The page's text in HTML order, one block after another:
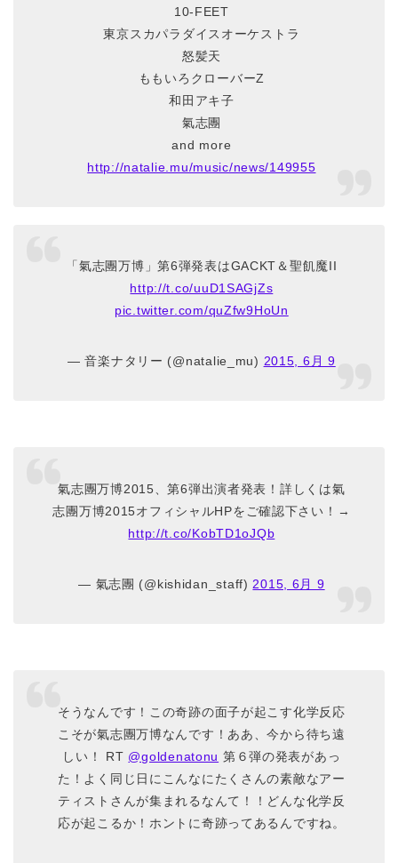
10-FEET
東京スカパラダイスオーケストラ
怒髪天
ももいろクローバーZ
和田アキ子
氣志團
and more
http://natalie.mu/music/news/149955
「氣志團万博」第6弾発表はGACKT＆聖飢魔II
http://t.co/uuD1SAGjZs
pic.twitter.com/quZfw9HoUn
— 音楽ナタリー (@natalie_mu) 2015, 6月 9
氣志團万博2015、第6弾出演者発表！詳しくは氣
志團万博2015オフィシャルHPをご確認下さい！→
http://t.co/KobTD1oJQb
— 氣志團 (@kishidan_staff) 2015, 6月 9
そうなんです！この奇跡の面子が起こす化学反応
こそが氣志團万博なんです！ああ、今から待ち遠
しい！ RT @goldenatonu 第６弾の発表があっ
た！よく同じ日にこんなにたくさんの素敵なアー
ティストさんが集まれるなんて！！どんな化学反
応が起こるか！ホントに奇跡ってあるんですね。